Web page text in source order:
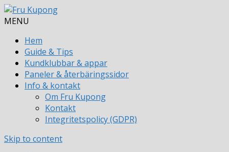
MENU
Hem
Guide & Tips
Kundklubbar & appar
Paneler & återbäringssidor
Info & kontakt
Om Fru Kupong
Kontakt
Integritetspolicy (GDPR)
Skip to content